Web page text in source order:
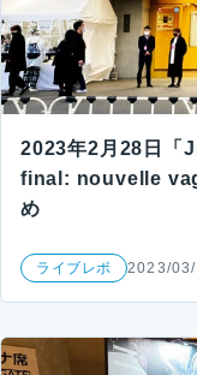
2023年2月28日「
final: nouvelle
め
ライブレポ 2023/